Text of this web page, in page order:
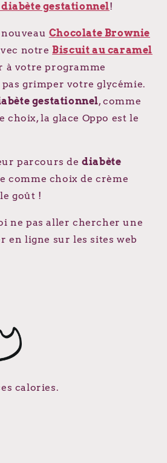
diabète gestationnel!
Chocolate Brownie
notre Biscuit au caramel
à votre programme
grimper votre glycémie.
gestationnel, comme
choix, la glace Oppo est le
parcours dediabète
comme choix de crème
goût !
ne pas aller chercher une
en ligne sur les sites web
calories.